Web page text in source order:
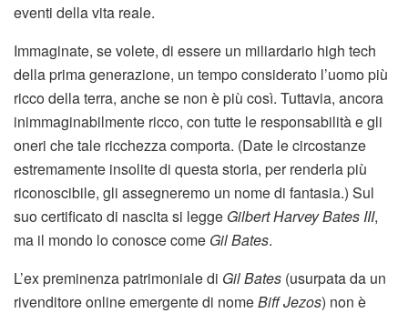
eventi della vita reale.
Immaginate, se volete, di essere un miliardario high tech
della prima generazione, un tempo considerato l’uomo più
ricco della terra, anche se non è più così. Tuttavia, ancora
inimmaginabilmente ricco, con tutte le responsabilità e gli
oneri che tale ricchezza comporta. (Date le circostanze
estremamente insolite di questa storia, per renderla più
riconoscibile, gli assegneremo un nome di fantasia.) Sul
suo certificato di nascita si legge Gilbert Harvey Bates III,
ma il mondo lo conosce come Gil Bates.
L’ex preminenza patrimoniale di Gil Bates (usurpata da un
rivenditore online emergente di nomeBiff Jezos) non è